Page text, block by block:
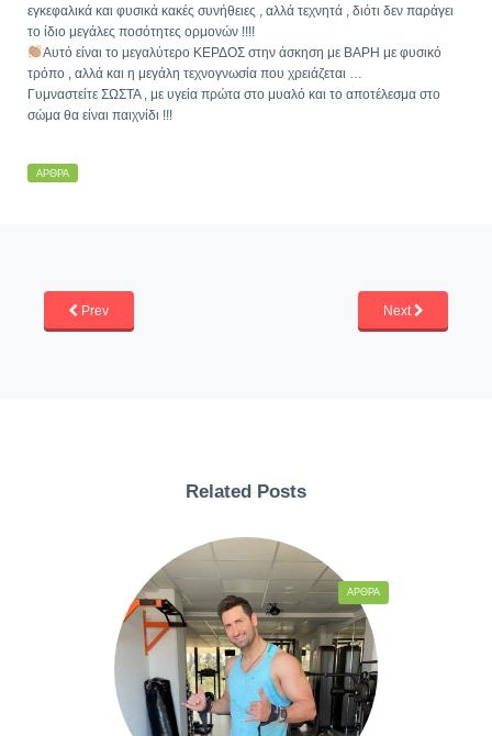
εγκεφαλικά και φυσικά κακές συνήθειες , αλλά τεχνητά , διότι δεν παράγει
το ίδιο μεγάλες ποσότητες ορμονών !!!!
Αυτό είναι το μεγαλύτερο ΚΕΡΔΟΣ στην άσκηση με ΒΑΡΗ με φυσικό
τρόπο , αλλά και η μεγάλη τεχνογνωσία που χρειάζεται …
Γυμναστείτε ΣΩΣΤΑ , με υγεία πρώτα στο μυαλό και το αποτέλεσμα στο
σώμα θα είναι παιχνίδι !!!
ΆΡΘΡΑ
Prev Next
Related Posts
ΆΡΘΡΑ